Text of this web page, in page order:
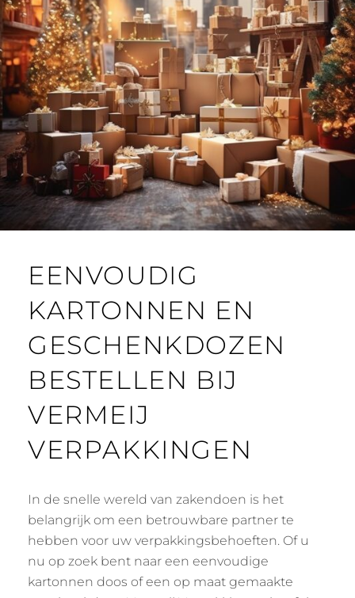
EENVOUDIG
KARTONNEN EN
GESCHENKDOZEN
BESTELLEN BIJ
VERMEIJ
VERPAKKINGEN
In de snelle wereld van zakendoen is het
belangrijk om een betrouwbare partner te
hebben voor uw verpakkingsbehoeften. Of u
nu op zoek bent naar een eenvoudige
kartonnen doos of een op maat gemaakte